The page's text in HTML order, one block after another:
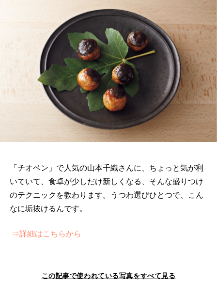
「チオベン」で人気の山本千織さんに、ちょっと気が利
いていて、食卓が少しだけ新しくなる、そんな盛りつけ
のテクニックを教わります。うつわ選びひとつで、こん
なに垢抜けるんです。
⇒詳細はこちらから
この記事で使われている写真をすべて見る